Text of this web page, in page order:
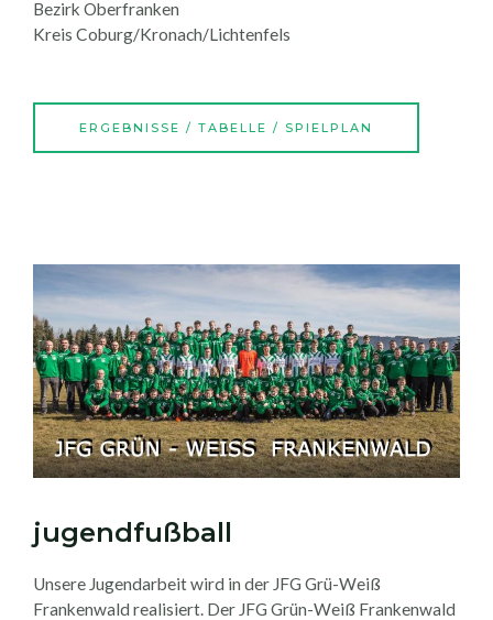
Bezirk Oberfranken
Kreis Coburg/Kronach/Lichtenfels
ERGEBNISSE / TABELLE / SPIELPLAN
jugendfußball
Unsere Jugendarbeit wird in der JFG Grü-Weiß
Frankenwald realisiert. Der JFG Grün-Weiß Frankenwald